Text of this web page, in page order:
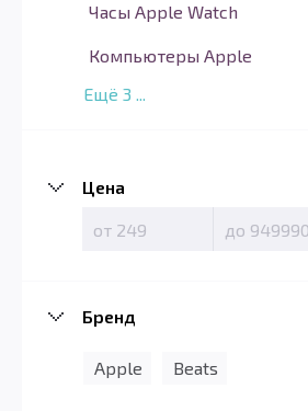
Часы Apple Watch
Компьютеры Apple
Ещё 3 ...
Цена
Бренд
Apple Beats